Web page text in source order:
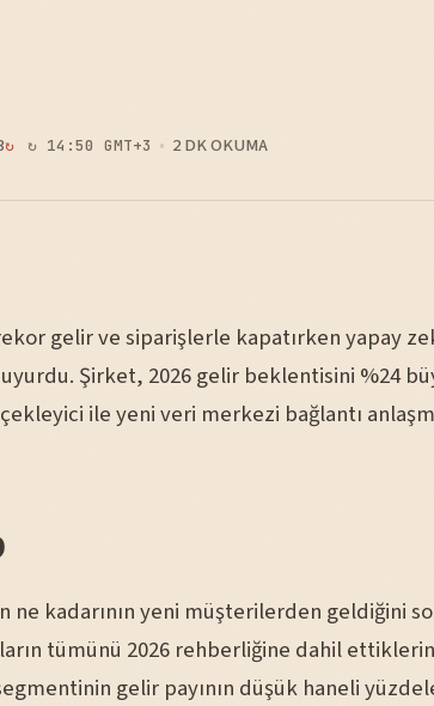
↻ 14:50 GMT+3 2 DK OKUMA
gelir ve siparişlerle kapatırken yapay
Şirket, 2026 gelir beklentisini %24
ile yeni veri merkezi bağlantı
ne kadarının yeni müşterilerden geldiğini
tümünü 2026 rehberliğine dahil
gelir payının düşük haneli